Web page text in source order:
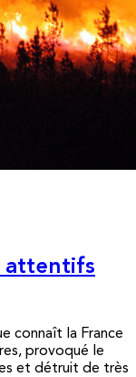
attentifs
connaît la France
provoqué le
et détruit de très